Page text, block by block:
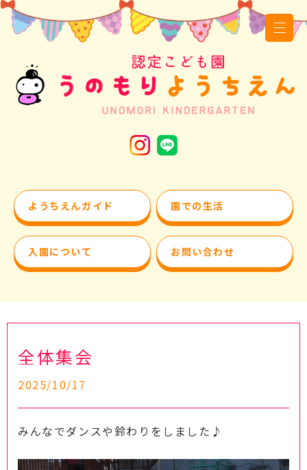
ようちえんガイド 園での生活
入園について お問い合わせ
全体集会
2025/10/17
みんなでダンスや鈴わりをしました♪